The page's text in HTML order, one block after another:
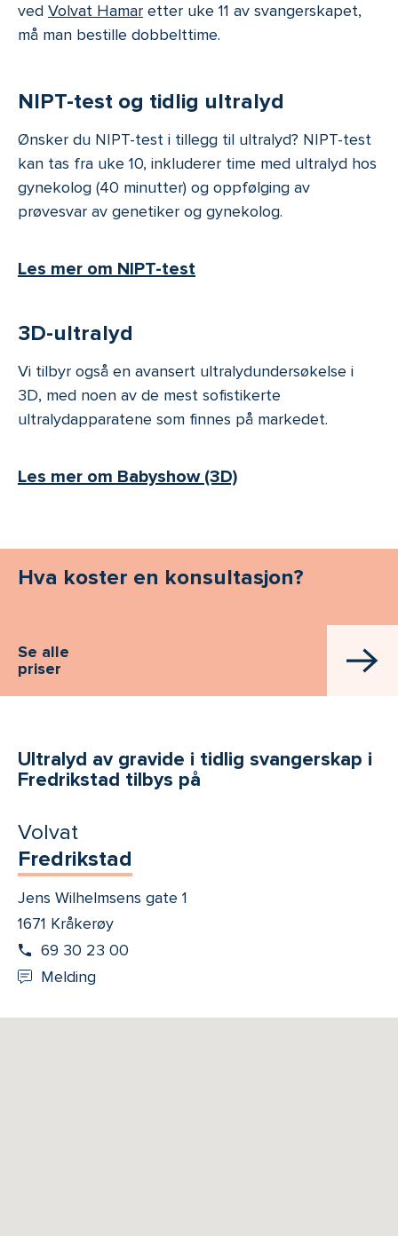
ved Volvat Hamar etter uke 11 av svangerskapet,
må man bestille dobbelttime.
NIPT-test og tidlig ultralyd
Ønsker du NIPT-test i tillegg til ultralyd? NIPT-test
kan tas fra uke 10, inkluderer time med ultralyd hos
gynekolog (40 minutter) og oppfølging av
prøvesvar av genetiker og gynekolog.
Les mer om NIPT-test
3D-ultralyd
Vi tilbyr også en avansert ultralydundersøkelse i
3D, med noen av de mest sofistikerte
ultralydapparatene som finnes på markedet.
Les mer om Babyshow (3D)
Hva koster en konsultasjon?
Se alle
priser
Ultralyd av gravide i tidlig svangerskap i
Fredrikstad tilbys på
Volvat
Fredrikstad
Jens Wilhelmsens gate 1
1671 Kråkerøy
69 30 23 00
Melding